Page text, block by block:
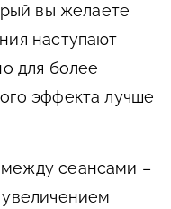
вы желаете
наступают
для более
эффекта лучше
сеансами –